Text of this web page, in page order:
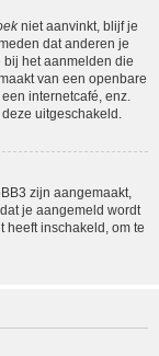
niet aanvinkt, blijf je
dat anderen je
bij het aanmelden die
van een openbare
internetcafé, enz.
uitgeschakeld.
zijn aangemaakt,
je aangemeld wordt
inschakeld, om te